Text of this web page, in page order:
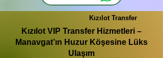
Kızılot Transfer
Kızılot VIP Transfer Hizmetleri –
Manavgat’ın Huzur Köşesine Lüks
Ulaşım